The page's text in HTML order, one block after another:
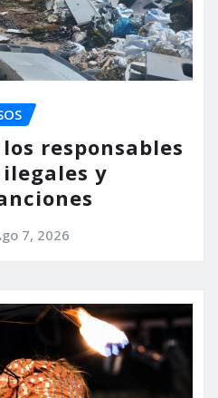
responsables
y
7, 2026